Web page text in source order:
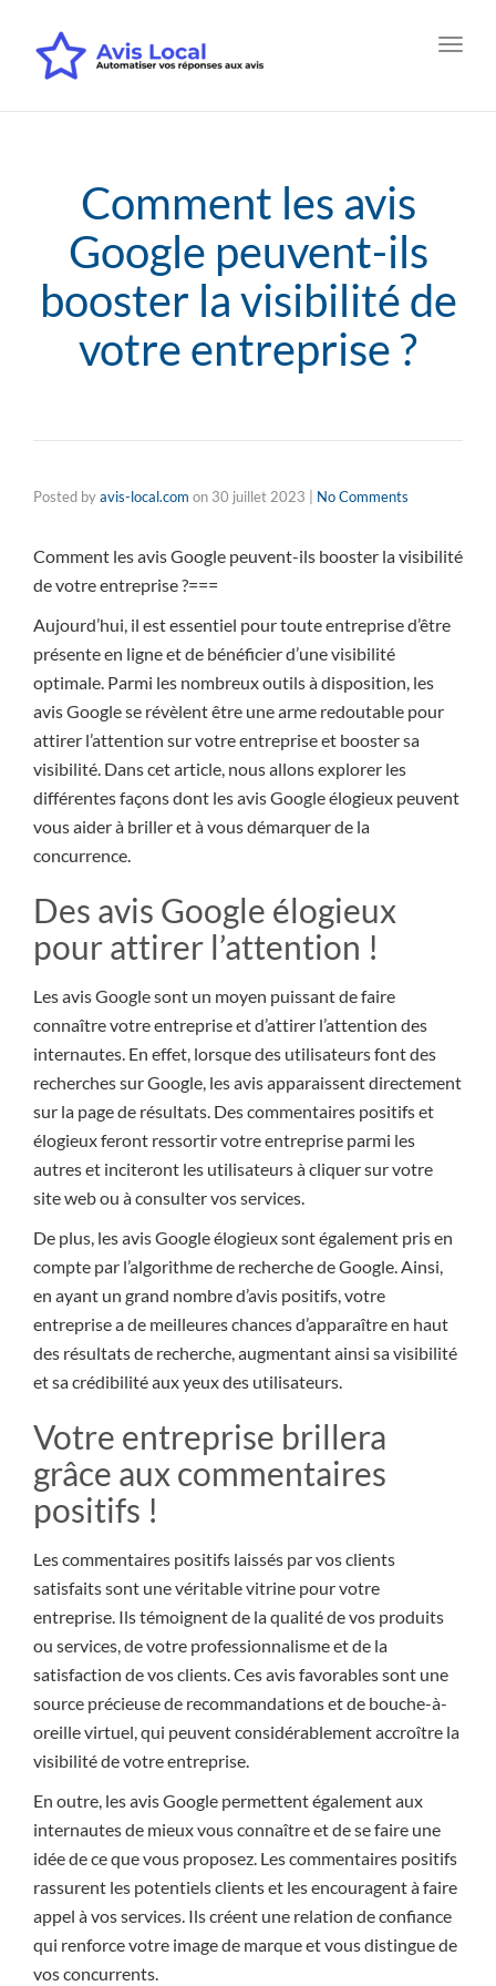
Comment les avis
Google peuvent-ils
booster la visibilité de
votre entreprise ?
Posted byavis-local.com on 30 juillet 2023 No Comments
Comment les avis Google peuvent-ils booster la visibilité
de votre entreprise ?===
Aujourd’hui, il est essentiel pour toute entreprise d’être
présente en ligne et de bénéficier d’une visibilité
optimale. Parmi les nombreux outils à disposition, les
avis Google se révèlent être une arme redoutable pour
attirer l’attention sur votre entreprise et booster sa
visibilité. Dans cet article, nous allons explorer les
différentes façons dont les avis Google élogieux peuvent
vous aider à briller et à vous démarquer de la
concurrence.
Des avis Google élogieux
pour attirer l’attention !
Les avis Google sont un moyen puissant de faire
connaître votre entreprise et d’attirer l’attention des
internautes. En effet, lorsque des utilisateurs font des
recherches sur Google, les avis apparaissent directement
sur la page de résultats. Des commentaires positifs et
élogieux feront ressortir votre entreprise parmi les
autres et inciteront les utilisateurs à cliquer sur votre
site web ou à consulter vos services.
De plus, les avis Google élogieux sont également pris en
compte par l’algorithme de recherche de Google. Ainsi,
en ayant un grand nombre d’avis positifs, votre
entreprise a de meilleures chances d’apparaître en haut
des résultats de recherche, augmentant ainsi sa visibilité
et sa crédibilité aux yeux des utilisateurs.
Votre entreprise brillera
grâce aux commentaires
positifs !
Les commentaires positifs laissés par vos clients
satisfaits sont une véritable vitrine pour votre
entreprise. Ils témoignent de la qualité de vos produits
ou services, de votre professionnalisme et de la
satisfaction de vos clients. Ces avis favorables sont une
source précieuse de recommandations et de bouche-à-
oreille virtuel, qui peuvent considérablement accroître la
visibilité de votre entreprise.
En outre, les avis Google permettent également aux
internautes de mieux vous connaître et de se faire une
idée de ce que vous proposez. Les commentaires positifs
rassurent les potentiels clients et les encouragent à faire
appel à vos services. Ils créent une relation de confiance
qui renforce votre image de marque et vous distingue de
vos concurrents.